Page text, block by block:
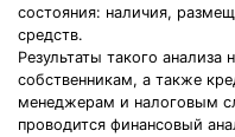
состояния: наличия,
средств.
Результаты такого
собственникам, а также
менеджерам и налоговым
проводится финансовый